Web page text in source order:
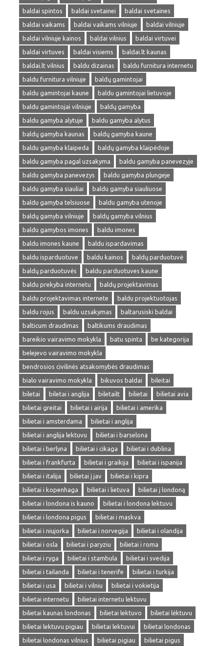
baldai spintos
baldai svetainei
baldai svetaines
baldai vaikams
baldai vaikams vilniuje
baldai vilniuje
baldai vilniuje kainos
baldai vilnius
baldai virtuvei
baldai virtuves
baldai visiems
baldai.lt kaunas
baldai.lt vilnius
baldu dizainas
baldu furnitura internetu
baldu furnitura vilniuje
baldų gamintojai
baldu gamintojai kaune
baldu gamintojai lietuvoje
baldu gamintojai vilniuje
baldų gamyba
baldu gamyba alytuje
baldu gamyba alytus
baldų gamyba kaunas
baldų gamyba kaune
baldu gamyba klaipeda
baldų gamyba klaipėdoje
baldu gamyba pagal uzsakyma
baldu gamyba panevezyje
baldu gamyba panevezys
baldu gamyba plungeje
baldu gamyba siauliai
baldu gamyba siauliuose
baldu gamyba telsiuose
baldu gamyba utenoje
baldų gamyba vilniuje
baldų gamyba vilnius
baldu gamybos imones
baldu imones
baldu imones kaune
baldu ispardavimas
baldu isparduotuve
baldu kainos
baldų parduotuvė
baldų parduotuvės
baldu parduotuves kaune
baldu prekyba internetu
baldų projektavimas
baldu projektavimas internete
baldu projektuotojas
baldu rojus
baldu uzsakymas
baltarusiski baldai
balticum draudimas
baltikums draudimas
bareikio vairavimo mokykla
batu spinta
be kategorija
belejevo vairavimo mokykla
bendrosios civilinės atsakomybės draudimas
bialo vairavimo mokykla
bikuvos baldai
bileitai
biletai
biletai i anglija biletailt bilietai
bilietai avia
bilietai greitai
bilietai i airija
bilietai i amerika
bilietai i amsterdama
bilietai i anglija
bilietai i anglija lektuvu
bilietai i barselona
bilietai i berlyna
bilietai i cikaga
bilietai i dublina
bilietai i frankfurta
bilietai i graikija
bilietai i ispanija
bilietai i italija
bilietai į jav
bilietai i kipra
bilietai i kopenhaga
bilietai i lietuva
bilietai į londoną
bilietai i londona is kauno
bilietai i londona lektuvu
bilietai i londona pigus
bilietai i maskva
bilietai i niujorka
bilietai i norvegija
bilietai i olandija
bilietai i osla
bilietai i paryziu
bilietai i roma
bilietai i ryga
bilietai i stambula
bilietai i svedija
bilietai i tailanda
bilietai i tenerife
bilietai i turkija
bilietai i usa
bilietai i vilniu
bilietai i vokietija
bilietai internetu
bilietai internetu lektuvu
bilietai kaunas londonas
bilietai lektuvo
bilietai lėktuvu
bilietai lektuvu pigiau
bilietai lektuvui
bilietai londonas
bilietai londonas vilnius
bilietai pigiau
bilietai pigus